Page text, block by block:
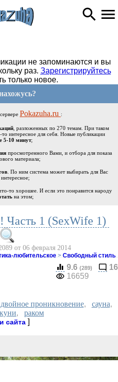
не запоминаются и вы
раз. Зарегистрируйтесь
только новое.
Pokazuha.ru :
, разложенных по 270 темам. При таком
интересное для себя. Новые публикации
5-10 минут;
просмотренного Вами, и отбора для показа
материала;
. По ним система может выбирать для Вас
то хорошее. И если это понравится народу
на этом;
Часть 1 (SexWife 1)
от 06 февраля 2014
любительское > Свободный стиль
9.6 (289)
16
16659
двойное проникновение, сауна,
куни, раком
сайта ]